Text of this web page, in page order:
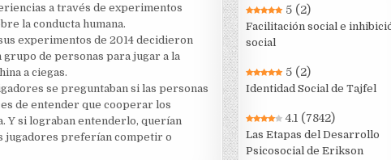
a través de experimentos
la conducta humana.
experimentos de 2014 decidieron
grupo de personas para jugar a la
a ciegas.
se preguntaban si las personas
de entender que cooperar los
Y si lograban entenderlo, querían
jugadores preferían competir o
5 (2)
Facilitación social e
social
5 (2)
Identidad Social de Tajfel
4.1 (7842)
Las Etapas del Desarrollo
Psicosocial de Erikson